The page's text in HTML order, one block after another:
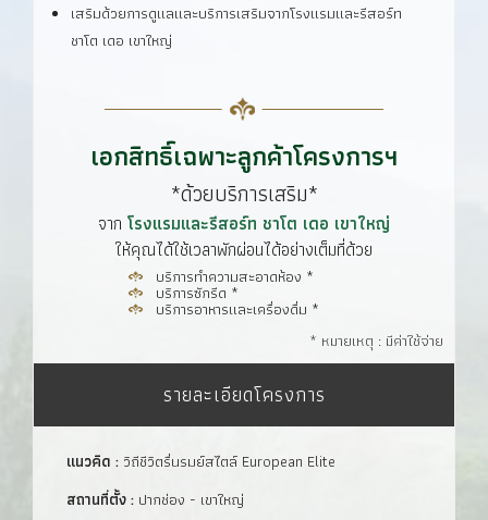
เสริมด้วยการดูแลและบริการเสริมจากโรงแรมและรีสอร์ท
ชาโต เดอ เขาใหญ่
เอกสิทธิ์เฉพาะลูกค้าโครงการฯ
*ด้วยบริการเสริม*
จาก โรงแรมและรีสอร์ท ชาโต เดอ เขาใหญ่
ให้คุณได้ใช้เวลาพักผ่อนได้อย่างเต็มที่ด้วย
บริการทำความสะอาดห้อง *
บริการซักรีด *
บริการอาหารและเครื่องดื่ม *
* หมายเหตุ : มีค่าใช้จ่าย
รายละเอียดโครงการ
แนวคิด : วิถีชีวิตรื่นรมย์สไตล์ European Elite
สถานที่ตั้ง : ปากช่อง - เขาใหญ่